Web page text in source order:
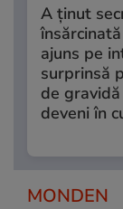
A ținut
ajuns pe
surprinsă
de
deveni în
MONDEN